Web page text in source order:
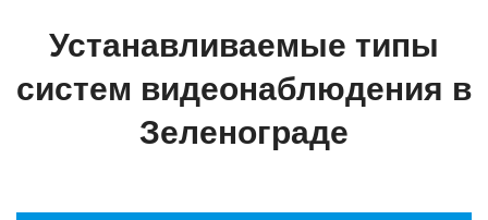
Устанавливаемые типы
систем видеонаблюдения в
Зеленограде